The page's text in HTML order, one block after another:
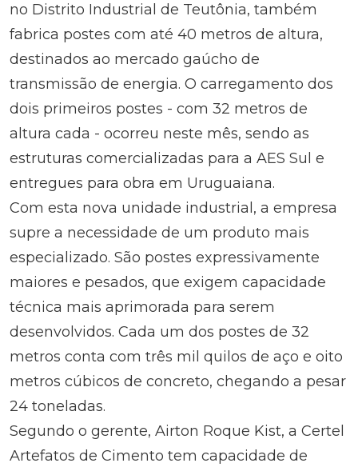
no Distrito Industrial de Teutônia, também
fabrica postes com até 40 metros de altura,
destinados ao mercado gaúcho de
transmissão de energia. O carregamento dos
dois primeiros postes - com 32 metros de
altura cada - ocorreu neste mês, sendo as
estruturas comercializadas para a AES Sul e
entregues para obra em Uruguaiana.
Com esta nova unidade industrial, a empresa
supre a necessidade de um produto mais
especializado. São postes expressivamente
maiores e pesados, que exigem capacidade
técnica mais aprimorada para serem
desenvolvidos. Cada um dos postes de 32
metros conta com três mil quilos de aço e oito
metros cúbicos de concreto, chegando a pesar
24 toneladas.
Segundo o gerente, Airton Roque Kist, a Certel
Artefatos de Cimento tem capacidade de